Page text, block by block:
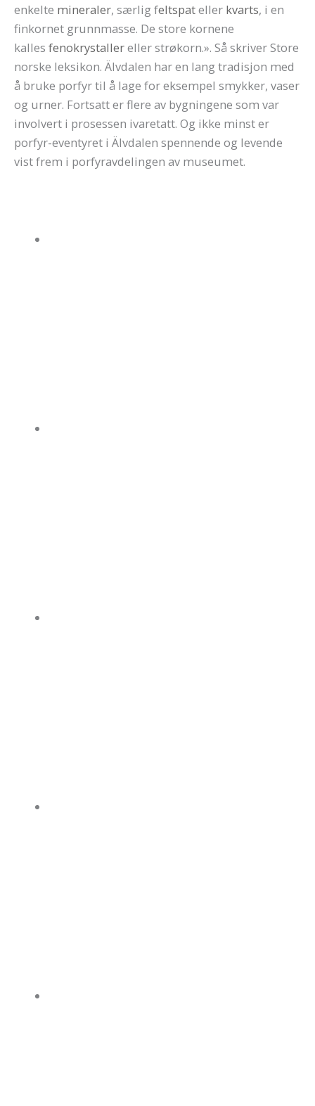
enkelte mineraler, særlig feltspateller kvarts, i en
finkornet grunnmasse. De store kornene
kalles fenokrystallereller strøkorn.». Så skriver Store
norske leksikon. Älvdalen har en lang tradisjon med
å bruke porfyr til å lage for eksempel smykker, vaser
og urner. Fortsatt er flere av bygningene som var
involvert i prosessen ivaretatt. Og ikke minst er
porfyr-eventyret i Älvdalen spennende og levende
vist frem i porfyravdelingen av museumet.